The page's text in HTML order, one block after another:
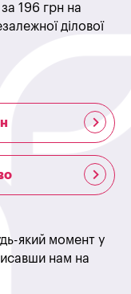
196 грн на
ділової
який момент у
нам на